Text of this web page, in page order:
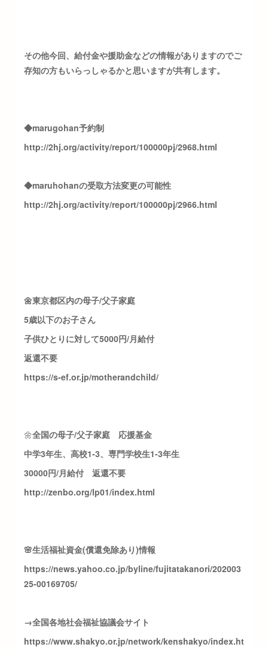
その他今回、給付金や援助金などの情報がありますのでご
存知の方もいらっしゃるかと思いますが共有します。
◆marugohan予約制
http://2hj.org/activity/report/100000pj/2968.html
◆maruhohanの受取方法変更の可能性
http://2hj.org/activity/report/100000pj/2966.html
🌼東京都区内の母子/父子家庭
5歳以下のお子さん
子供ひとりに対して5000円/月給付
返還不要
https://s-ef.or.jp/motherandchild/
🌼全国の母子/父子家庭 応援基金
中学3年生、高校1-3、専門学校生1-3年生
30000円/月給付 返還不要
http://zenbo.org/lp01/index.html
🌸生活福祉資金(償還免除あり)情報
https://news.yahoo.co.jp/byline/fujitatakanori/202003
25-00169705/
→全国各地社会福祉協議会サイト
https://www.shakyo.or.jp/network/kenshakyo/index.ht